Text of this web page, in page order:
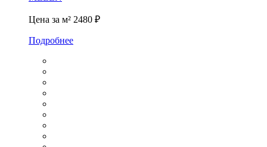
Цена за м² 2480 ₽
Подробнее